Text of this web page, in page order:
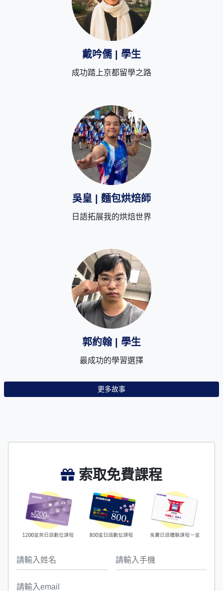
戴吟儒 | 學生
成功踏上京都留學之路
吳皇 | 麵包烘焙師
日語拓展我的烘焙世界
郭約翰 | 學生
最成功的學習選擇
更多故事
索取免費課程